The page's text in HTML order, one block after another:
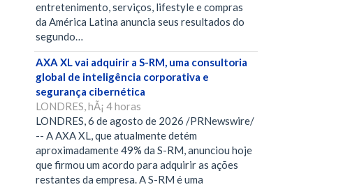
entretenimento, serviços, lifestyle e compras
da América Latina anuncia seus resultados do
segundo…
AXA XL vai adquirir a S-RM, uma consultoria
global de inteligência corporativa e
segurança cibernética
LONDRES, hÃ¡ 4 horas
LONDRES, 6 de agosto de 2026 /PRNewswire/
-- A AXA XL, que atualmente detém
aproximadamente 49% da S-RM, anunciou hoje
que firmou um acordo para adquirir as ações
restantes da empresa. A S-RM é uma